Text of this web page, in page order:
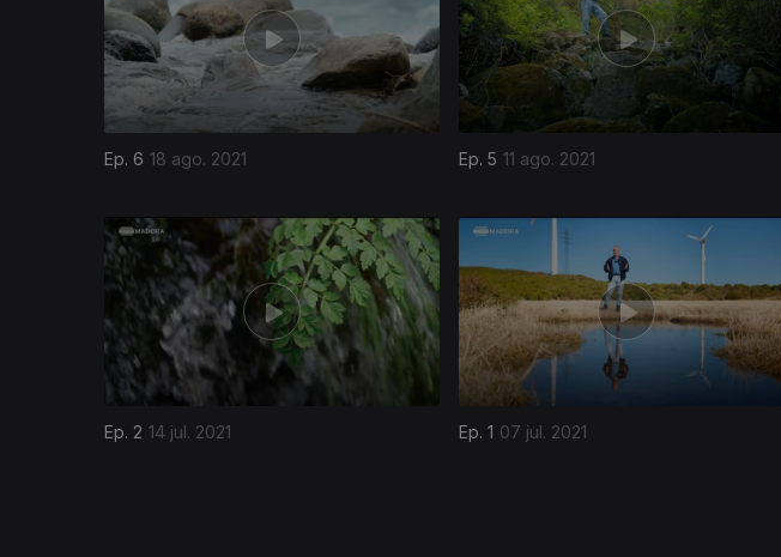
Ep. 6 18 ago. 2021 Ep. 5 11 ago. 2021
Ep. 2 14 jul. 2021 Ep. 1 07 jul. 2021
556587